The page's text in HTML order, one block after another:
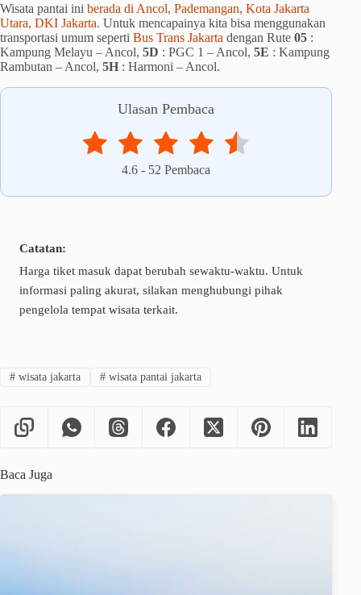
Wisata pantai ini berada di Ancol, Pademangan, Kota Jakarta
Utara, DKI Jakarta. Untuk mencapainya kita bisa menggunakan
transportasi umum seperti Bus Trans Jakarta dengan Rute 05 :
Kampung Melayu – Ancol, 5D : PGC 1 – Ancol, 5E : Kampung
Rambutan – Ancol, 5H : Harmoni – Ancol.
Ulasan Pembaca
4.6 - 52 Pembaca
Catatan:
Harga tiket masuk dapat berubah sewaktu-waktu. Untuk
informasi paling akurat, silakan menghubungi pihak
pengelola tempat wisata terkait.
#wisata jakarta #wisata pantai jakarta
Baca Juga